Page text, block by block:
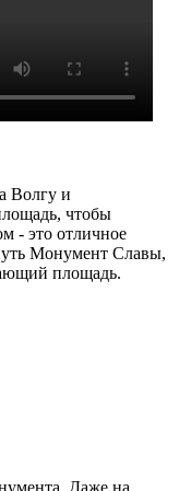
Волгу и
чтобы
- это отличное
Монумент Славы,
площадь.
Даже на